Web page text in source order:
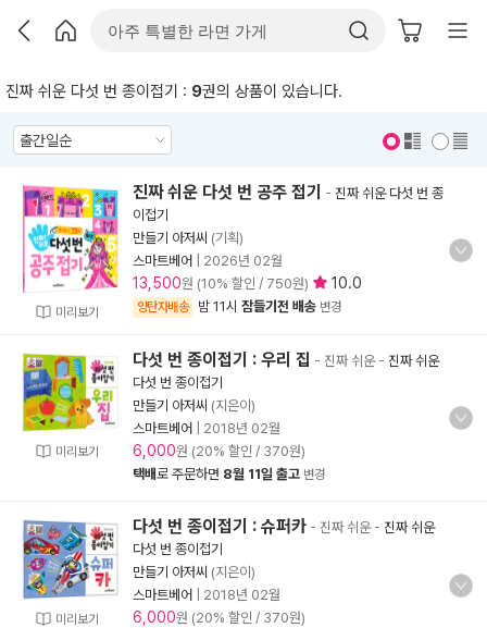
진짜 쉬운 다섯 번 종이접기 : 9권의 상품이 있습니다.
미리보기
진짜 쉬운 다섯 번 공주 접기 - 진짜 쉬운 다섯 번 종
이접기
만들기 아저씨 (기획)
스마트베어
2026년 02월
13,500원 (10% 할인 / 750원) 10.0
양탄자배송 밤 11시 잠들기전 배송 변경
미리보기
다섯 번 종이접기 : 우리 집 - 진짜 쉬운- 진짜 쉬운
다섯 번 종이접기
만들기 아저씨 (지은이)
스마트베어
2018년 02월
6,000원 (20% 할인 / 370원)
택배로 주문하면 8월 11일 출고 변경
미리보기
다섯 번 종이접기 : 슈퍼카 - 진짜 쉬운- 진짜 쉬운
다섯 번 종이접기
만들기 아저씨 (지은이)
스마트베어
2018년 02월
6,000원 (20% 할인 / 370원)